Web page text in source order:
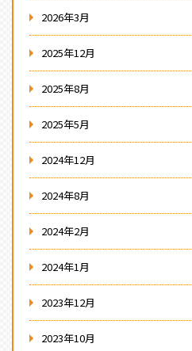
2026年3月
2025年12月
2025年8月
2025年5月
2024年12月
2024年8月
2024年2月
2024年1月
2023年12月
2023年10月